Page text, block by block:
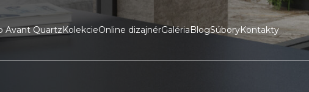
Avant QuartzKolekcieOnline dizajnérGalériaBlogSúboryKontakty